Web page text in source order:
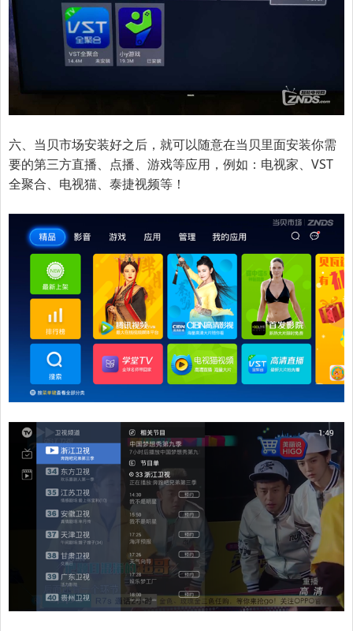
六、当贝市场安装好之后，就可以随意在当贝里面安装你需
要的第三方直播、点播、游戏等应用，例如：电视家、VST
全聚合、电视猫、泰捷视频等！